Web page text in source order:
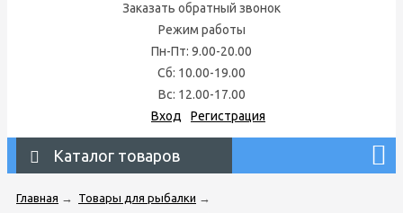
Заказать обратный звонок
Режим работы
Пн-Пт: 9.00-20.00
Сб: 10.00-19.00
Вс: 12.00-17.00
Вход
Регистрация
Каталог товаров
Главная → Товары для рыбалки →